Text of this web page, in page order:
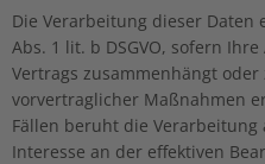
Die Verarbeitung dieser Daten
Abs. 1 lit. b DSGVO, sofern
Vertrags zusammenhängt
vorvertraglicher Maßnahmen
Fällen beruht die
Interesse an der effektiven